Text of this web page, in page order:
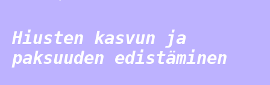
Hiusten kasvun ja
paksuuden edistäminen